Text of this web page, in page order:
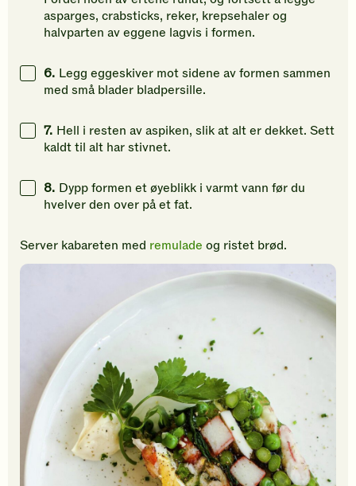
asparges, crabsticks, reker, krepsehaler og
halvparten av eggene lagvis i formen.
6. Legg eggeskiver mot sidene av formen sammen
med små blader bladpersille.
7. Hell i resten av aspiken, slik at alt er dekket. Sett
kaldt til alt har stivnet.
8. Dypp formen et øyeblikk i varmt vann før du
hvelver den over på et fat.
Server kabareten med remulade og ristet brød.